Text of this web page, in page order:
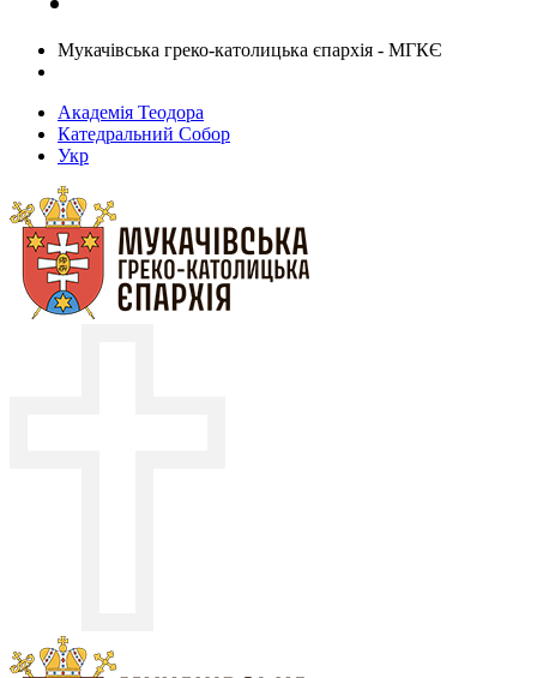
Мукачівська греко-католицька єпархія - МГКЄ
Академія Теодора
Катедральний Собор
Укр